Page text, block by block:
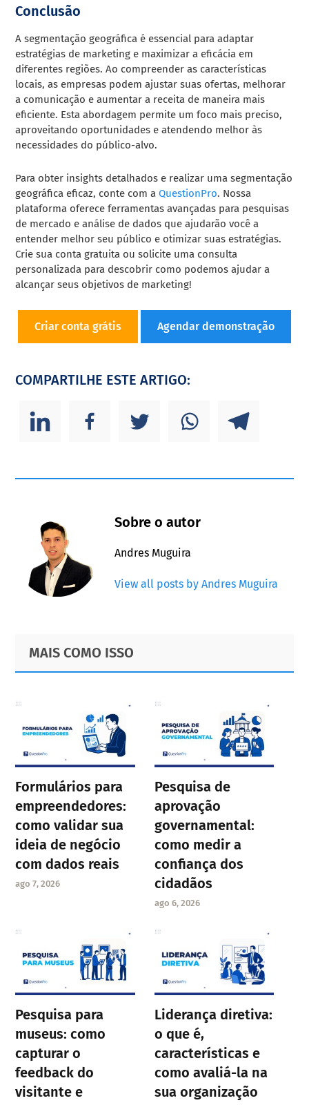
Conclusão
A segmentação geográfica é essencial para adaptar
estratégias de marketing e maximizar a eficácia em
diferentes regiões. Ao compreender as características
locais, as empresas podem ajustar suas ofertas, melhorar
a comunicação e aumentar a receita de maneira mais
eficiente. Esta abordagem permite um foco mais preciso,
aproveitando oportunidades e atendendo melhor às
necessidades do público-alvo.
Para obter insights detalhados e realizar uma segmentação
geográfica eficaz, conte com aQuestionPro. Nossa
plataforma oferece ferramentas avançadas para pesquisas
de mercado e análise de dados que ajudarão você a
entender melhor seu público e otimizar suas estratégias.
Crie sua conta gratuita ou solicite uma consulta
personalizada para descobrir como podemos ajudar a
alcançar seus objetivos de marketing!
Criar conta grátis Agendar demonstração
COMPARTILHE ESTE ARTIGO:
Sobre o autor
Andres Muguira
View all posts by Andres Muguira
Primary
Sidebar
Footer
MAIS COMO ISSO
Formulários para
empreendedores:
como validar sua
ideia de negócio
com dados reais
ago 7, 2026
Pesquisa de
aprovação
governamental:
como medir a
confiança dos
cidadãos
ago 6, 2026
Pesquisa para
museus: como
capturar o
feedback do
visitante e
Liderança diretiva:
o que é,
características e
como avaliá-la na
sua organização